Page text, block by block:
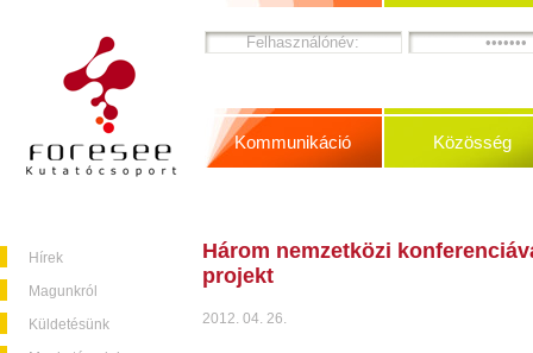
Hírek
Magunkról
Küldetésünk
Kommunikáció Közösség
Három nemzetközi
projekt
2012. 04. 26.